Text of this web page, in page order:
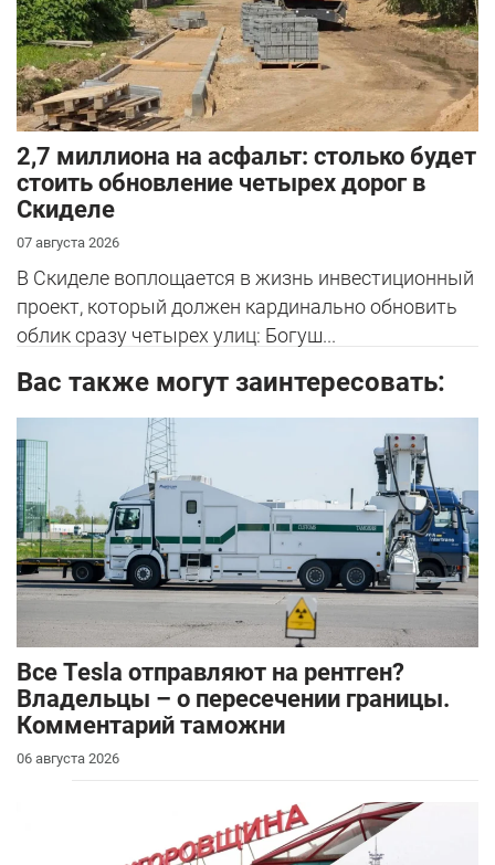
2,7 миллиона на асфальт: столько будет
стоить обновление четырех дорог в
Скиделе
07 августа 2026
В Скиделе воплощается в жизнь инвестиционный
проект, который должен кардинально обновить
облик сразу четырех улиц: Богуш...
Вас также могут заинтересовать:
Все Tesla отправляют на рентген?
Владельцы – о пересечении границы.
Комментарий таможни
06 августа 2026